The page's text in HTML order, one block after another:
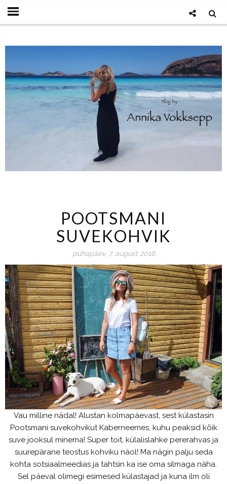
POOTSMANI
SUVEKOHVIK
pühapäev, 7. august 2016
Vau milline nädal! Alustan kolmapäevast, sest külastasin
Pootsmani suvekohvikut Kaberneemes, kuhu peaksid kõik
suve jooksul minema! Super toit, külalislahke pererahvas ja
suurepärane teostus kohviku näol! Ma nägin palju seda
kohta sotsiaalmeedias ja tahtsin ka ise oma silmaga näha.
Sel päeval olimegi esimesed külastajad ja kuna ilm oli